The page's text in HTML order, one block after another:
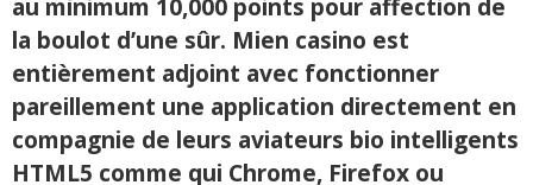
au minimum 10,000 points pour affection de
la boulot d’une sûr. Mien casino est
entièrement adjoint avec fonctionner
pareillement une application directement en
compagnie de leurs aviateurs bio intelligents
HTML5 comme qui Chrome, Firefox ou